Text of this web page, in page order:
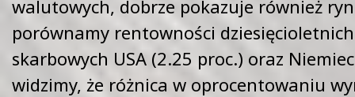
walutowych, dobrze pokazuje również
porównamy rentowności
skarbowych USA (2.25 proc.) oraz
widzimy, że różnica w oprocentowaniu